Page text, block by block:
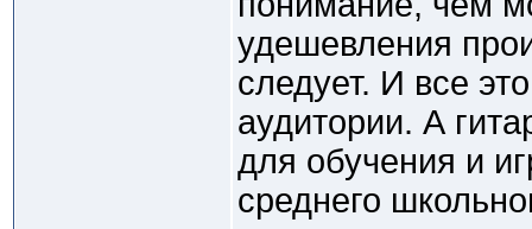
удешевления
следует. И все
аудитории. А
для обучения и
среднего